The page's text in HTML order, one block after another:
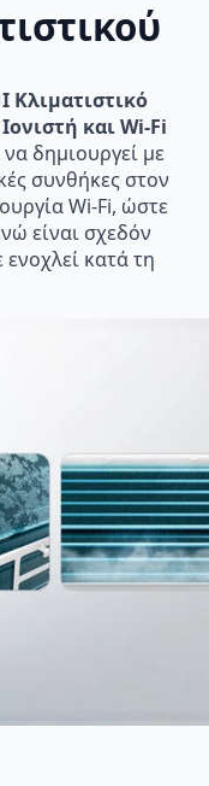
Κλιματιστικό
και Wi-Fi
δημιουργεί με
συνθήκες στον
Wi-Fi, ώστε
είναι σχεδόν
κατά τη